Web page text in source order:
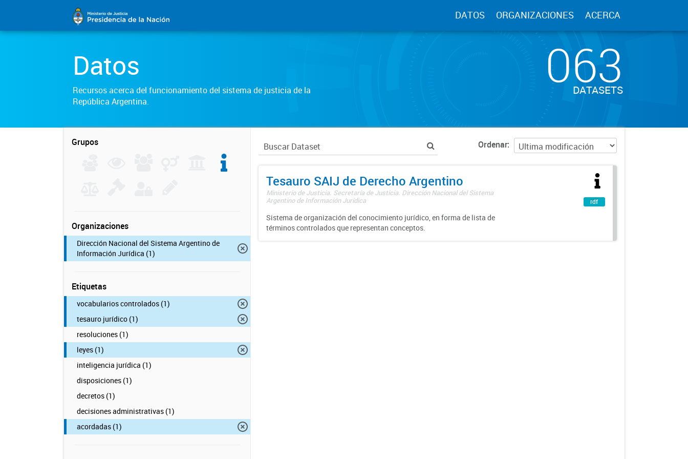
DATOS ORGANIZACIONES ACERCA
Datos
Recursos acerca del funcionamiento del sistema de justicia de la
República Argentina.
063
DATASETS
Grupos
Organizaciones
Dirección Nacional del Sistema Argentino de
Información Jurídica (1)
Etiquetas
vocabularios controlados (1)
tesauro jurídico (1)
resoluciones (1)
leyes (1)
inteligencia jurídica (1)
disposiciones (1)
decretos (1)
decisiones administrativas (1)
acordadas (1)
Ordenar
Tesauro SAIJ de Derecho Argentino
Ministerio de Justicia. Secretaría de Justicia. Dirección Nacional del Sistema
Argentino de Información Jurídica
Sistema de organización del conocimiento jurídico, en forma de lista de
términos controlados que representan conceptos.
rdf